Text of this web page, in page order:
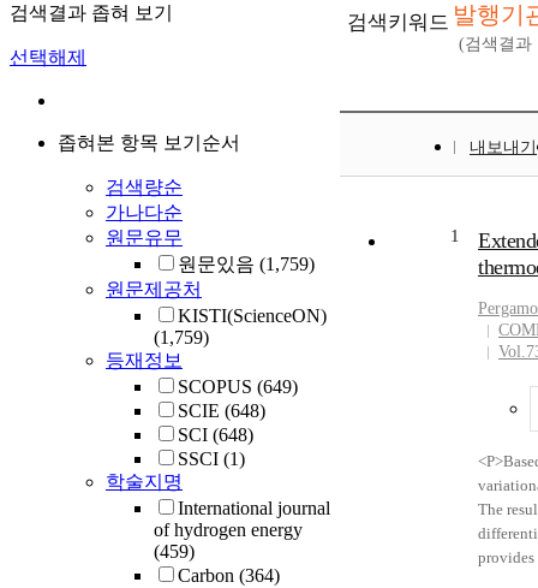
검색결과 좁혀 보기
선택해제
좁혀본 항목 보기순서
검색량순
가나다순
원문유무
원문있음 (1,759)
원문제공처
KISTI(ScienceON)
(1,759)
등재정보
SCOPUS (649)
SCIE (648)
SCI (648)
SSCI (1)
학술지명
International journal
of hydrogen energy
(459)
Carbon (364)
검색키워드 발행기
(검색결과
내보내기
1
The
provides